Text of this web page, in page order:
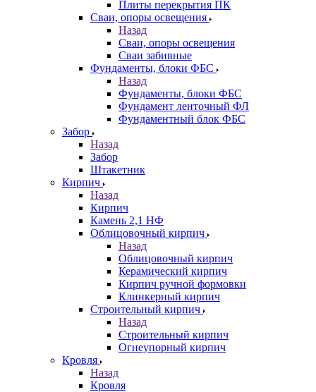
Плиты перекрытия ПК
Сваи, опоры освещения
Назад
Сваи, опоры освещения
Сваи забивные
Фундаменты, блоки ФБС
Назад
Фундаменты, блоки ФБС
Фундамент ленточный ФЛ
Фундаментный блок ФБС
Забор
Назад
Забор
Штакетник
Кирпич
Назад
Кирпич
Камень 2,1 НФ
Облицовочный кирпич
Назад
Облицовочный кирпич
Керамический кирпич
Кирпич ручной формовки
Клинкерный кирпич
Строительный кирпич
Назад
Строительный кирпич
Огнеупорный кирпич
Кровля
Назад
Кровля